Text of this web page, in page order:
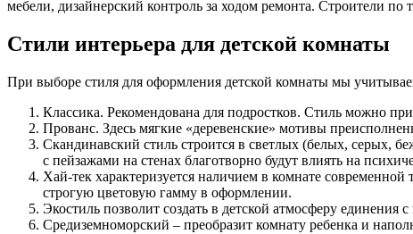
мебели, дизайнерский контроль за ходом ремонта. Строители по
Стили интерьера для детской комнаты
При выборе стиля для оформления детской комнаты мы
Классика. Рекомендована для подростков. Стиль можно
Прованс. Здесь мягкие «деревенские» мотивы
Скандинавский стиль строится в светлых (белых, серых,
с пейзажами на стенах благотворно будут влиять на
Хай-тек характеризуется наличием в комнате
строгую цветовую гамму в оформлении.
Экостиль позволит создать в детской атмосферу единения
Средиземноморский – преобразит комнату ребенка и